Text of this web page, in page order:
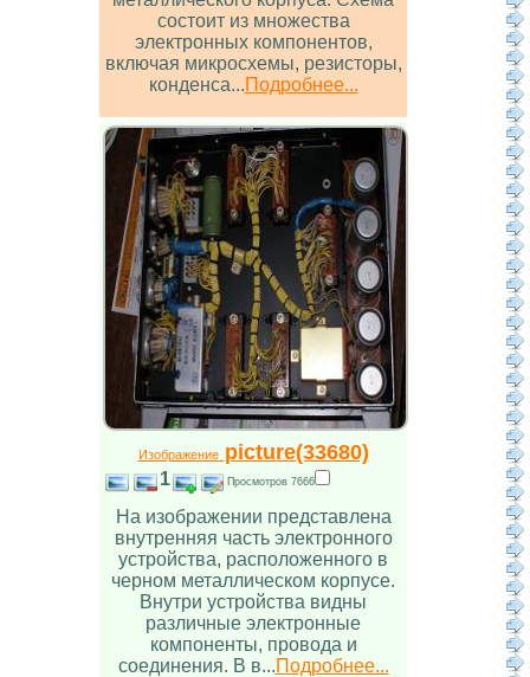
состоит из множества
электронных компонентов,
включая микросхемы, резисторы,
конденса...Подробнее...
Изображениеpicture(33680)
1 Просмотров 7666
На изображении представлена
внутренняя часть электронного
устройства, расположенного в
черном металлическом корпусе.
Внутри устройства видны
различные электронные
компоненты, провода и
соединения. В в...Подробнее...